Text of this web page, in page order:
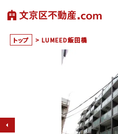
トップ > LUMEED飯田橋